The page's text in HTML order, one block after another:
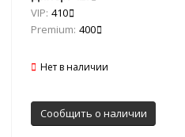
VIP: 410
Premium: 400
Нет в наличии
Сообщить о наличии